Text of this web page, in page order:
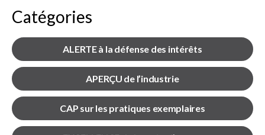
Sceau d’or
menu
Événements
Show
sub
menu
Catégories
ALERTE à la défense des intérêts
APERÇU de l’industrie
CAP sur les pratiques exemplaires